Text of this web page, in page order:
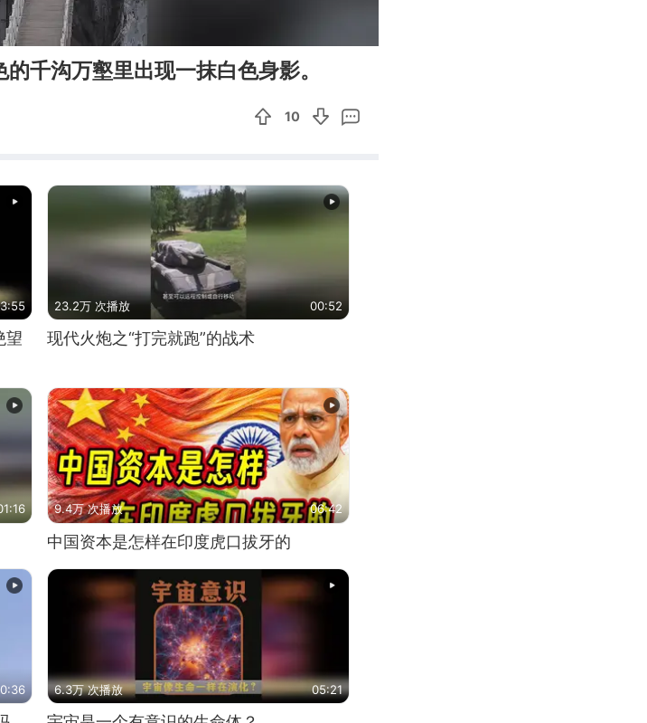
千沟万壑里出现一抹白色身影。
10
望
23.2万 次播放 00:52
现代火炮之“打完就跑”的战术
9.4万 次播放 06:42
中国资本是怎样在印度虎口拔牙的
6.3万 次播放 05:21